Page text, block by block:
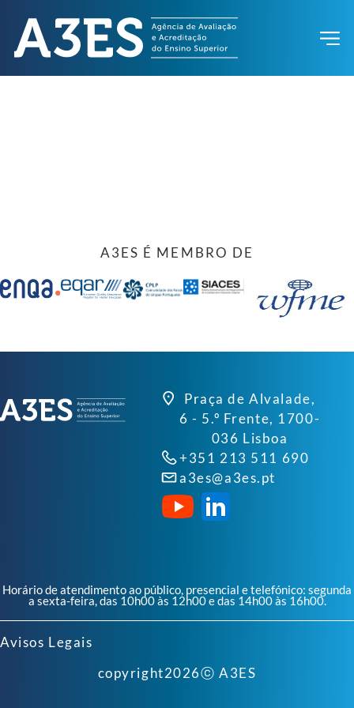
A3ES É MEMBRO DE
Praça de Alvalade,
6 - 5.º Frente, 1700-
036 Lisboa
+351 213 511 690
a3es@a3es.pt
Horário de atendimento ao público, presencial e telefónico: segunda
a sexta-feira, das 10h00 às 12h00 e das 14h00 às 16h00.
Avisos Legais
copyright2026ⓒ A3ES